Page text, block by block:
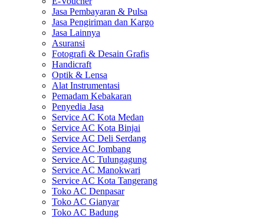
Jasa Pembayaran & Pulsa
Jasa Pengiriman dan Kargo
Jasa Lainnya
Asuransi
Fotografi & Desain Grafis
Handicraft
Optik & Lensa
Alat Instrumentasi
Pemadam Kebakaran
Penyedia Jasa
Service AC Kota Medan
Service AC Kota Binjai
Service AC Deli Serdang
Service AC Jombang
Service AC Tulungagung
Service AC Manokwari
Service AC Kota Tangerang
Toko AC Denpasar
Toko AC Gianyar
Toko AC Badung